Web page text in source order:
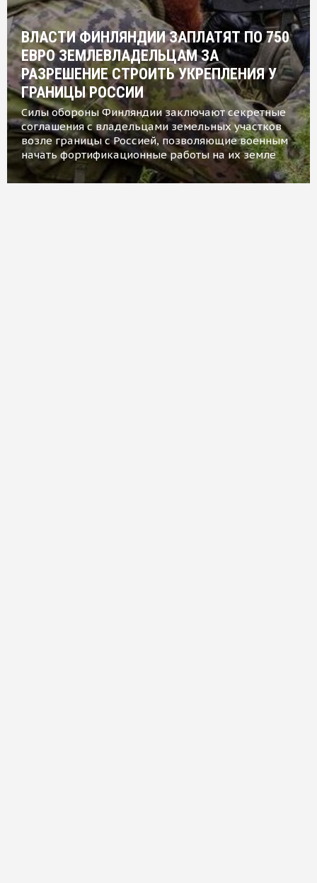
ВЛАСТИ ФИНЛЯНДИИ ЗАПЛАТЯТ ПО 750
ЕВРО ЗЕМЛЕВЛАДЕЛЬЦАМ ЗА
РАЗРЕШЕНИЕ СТРОИТЬ УКРЕПЛЕНИЯ У
ГРАНИЦЫ РОССИИ
Силы обороны Финляндии заключают секретные
соглашения с владельцами земельных участков
возле границы с Россией, позволяющие военным
начать фортификационные работы на их земле